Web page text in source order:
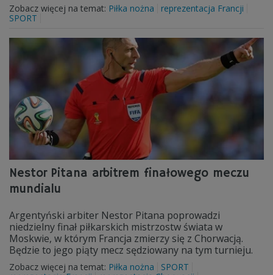
Zobacz więcej na temat: Piłka nożna
reprezentacja Francji
SPORT
Nestor Pitana arbitrem finałowego meczu
mundialu
Argentyński arbiter Nestor Pitana poprowadzi
niedzielny finał piłkarskich mistrzostw świata w
Moskwie, w którym Francja zmierzy się z Chorwacją.
Będzie to jego piąty mecz sędziowany na tym turnieju.
Zobacz więcej na temat: Piłka nożna
SPORT